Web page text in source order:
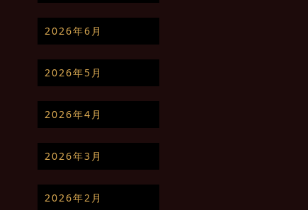
2026年6月
2026年5月
2026年4月
2026年3月
2026年2月